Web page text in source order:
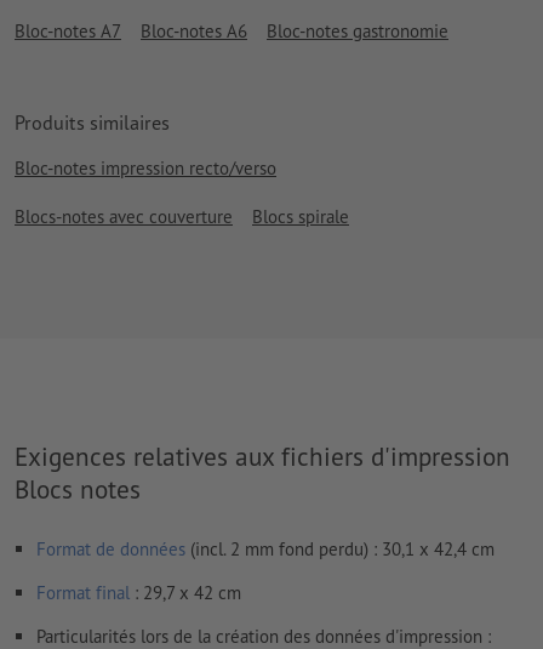
Bloc-notes A7 Bloc-notes A6 Bloc-notes gastronomie
Produits similaires
Bloc-notes impression recto/verso
Blocs-notes avec couverture Blocs spirale
Exigences relatives aux fichiers d'impression
Blocs notes
Format de données (incl. 2 mm fond perdu) : 30,1 x 42,4 cm
Format final : 29,7 x 42 cm
Particularités lors de la création des données d'impression :